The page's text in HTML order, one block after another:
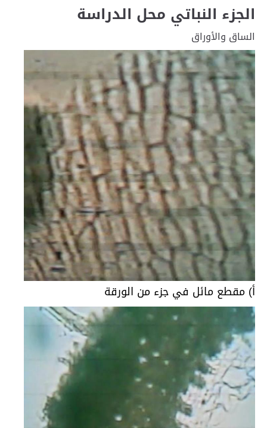
الجزء النباتي محل الدراسة
الساق والأوراق
أ) مقطع مائل في جزء من الورقة